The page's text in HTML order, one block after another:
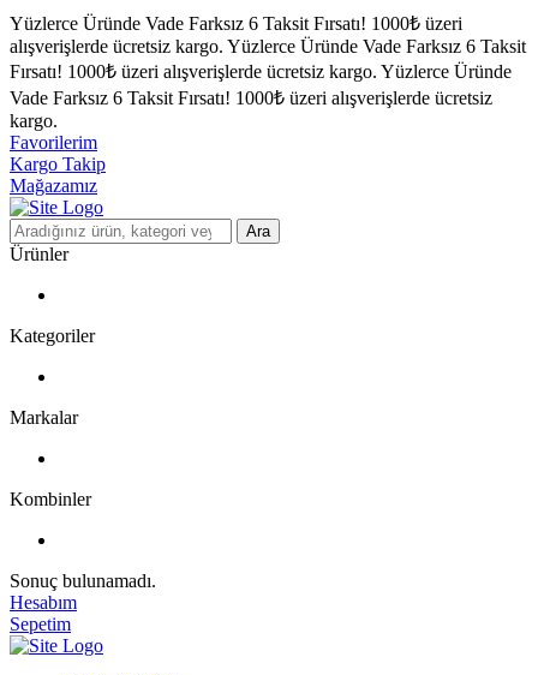
Yüzlerce Üründe Vade Farksız 6 Taksit Fırsatı! 1000₺ üzeri
alışverişlerde ücretsiz kargo. Yüzlerce Üründe Vade Farksız 6 Taksit
Fırsatı! 1000₺ üzeri alışverişlerde ücretsiz kargo. Yüzlerce Üründe
Vade Farksız 6 Taksit Fırsatı! 1000₺ üzeri alışverişlerde ücretsiz
kargo.
Favorilerim
Kargo Takip
Mağazamız
Ara
Ürünler
Kategoriler
Markalar
Kombinler
Sonuç bulunamadı.
Hesabım
Sepetim